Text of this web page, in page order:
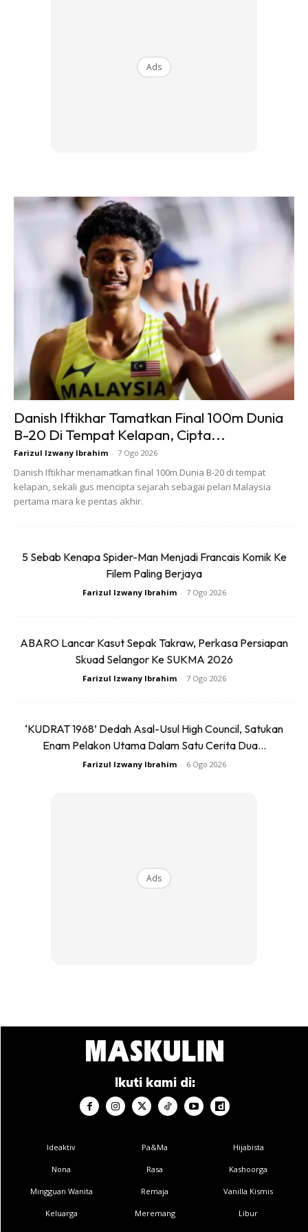
Enjin kenderaan anda kekurangan minyak hitam atau
berlakunya kerosakan pada sistem tekanan minyak enjin.
4. Kawalan Penstabil Kenderaan
5. Amaran Enjin
Ads
Danish Iftikhar Tamatkan Final 100m Dunia
B-20 Di Tempat Kelapan, Cipta...
Farizul Izwany Ibrahim - 7 Ogo 2026
Danish Iftikhar menamatkan final 100m Dunia B-20 di tempat
kelapan, sekali gus mencipta sejarah sebagai pelari Malaysia
pertama mara ke pentas akhir.
5 Sebab Kenapa Spider-Man Menjadi Francais Komik Ke
Filem Paling Berjaya
Farizul Izwany Ibrahim - 7 Ogo 2026
ABARO Lancar Kasut Sepak Takraw, Perkasa Persiapan
Skuad Selangor Ke SUKMA 2026
Farizul Izwany Ibrahim - 7 Ogo 2026
‘KUDRAT 1968’ Dedah Asal-Usul High Council, Satukan
Enam Pelakon Utama Dalam Satu Cerita Dua...
Farizul Izwany Ibrahim - 6 Ogo 2026
Ads
Ikuti kami di:
Ideaktiv
Nona
Mingguan Wanita
Keluarga
Pa&Ma
Rasa
Remaja
Meremang
Hijabista
Kashoorga
Vanilla Kismis
Libur